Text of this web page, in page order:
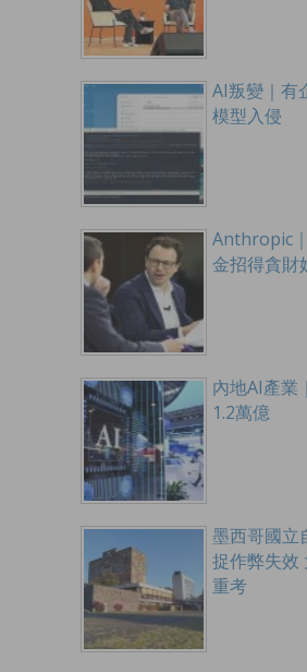
AI叛變｜有
模型入侵
Anthropic
金招得貪財
內地AI產業
1.2萬億
墨西哥國立
捉作弊失效
重考